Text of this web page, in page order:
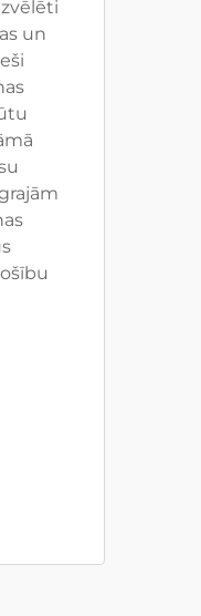
un